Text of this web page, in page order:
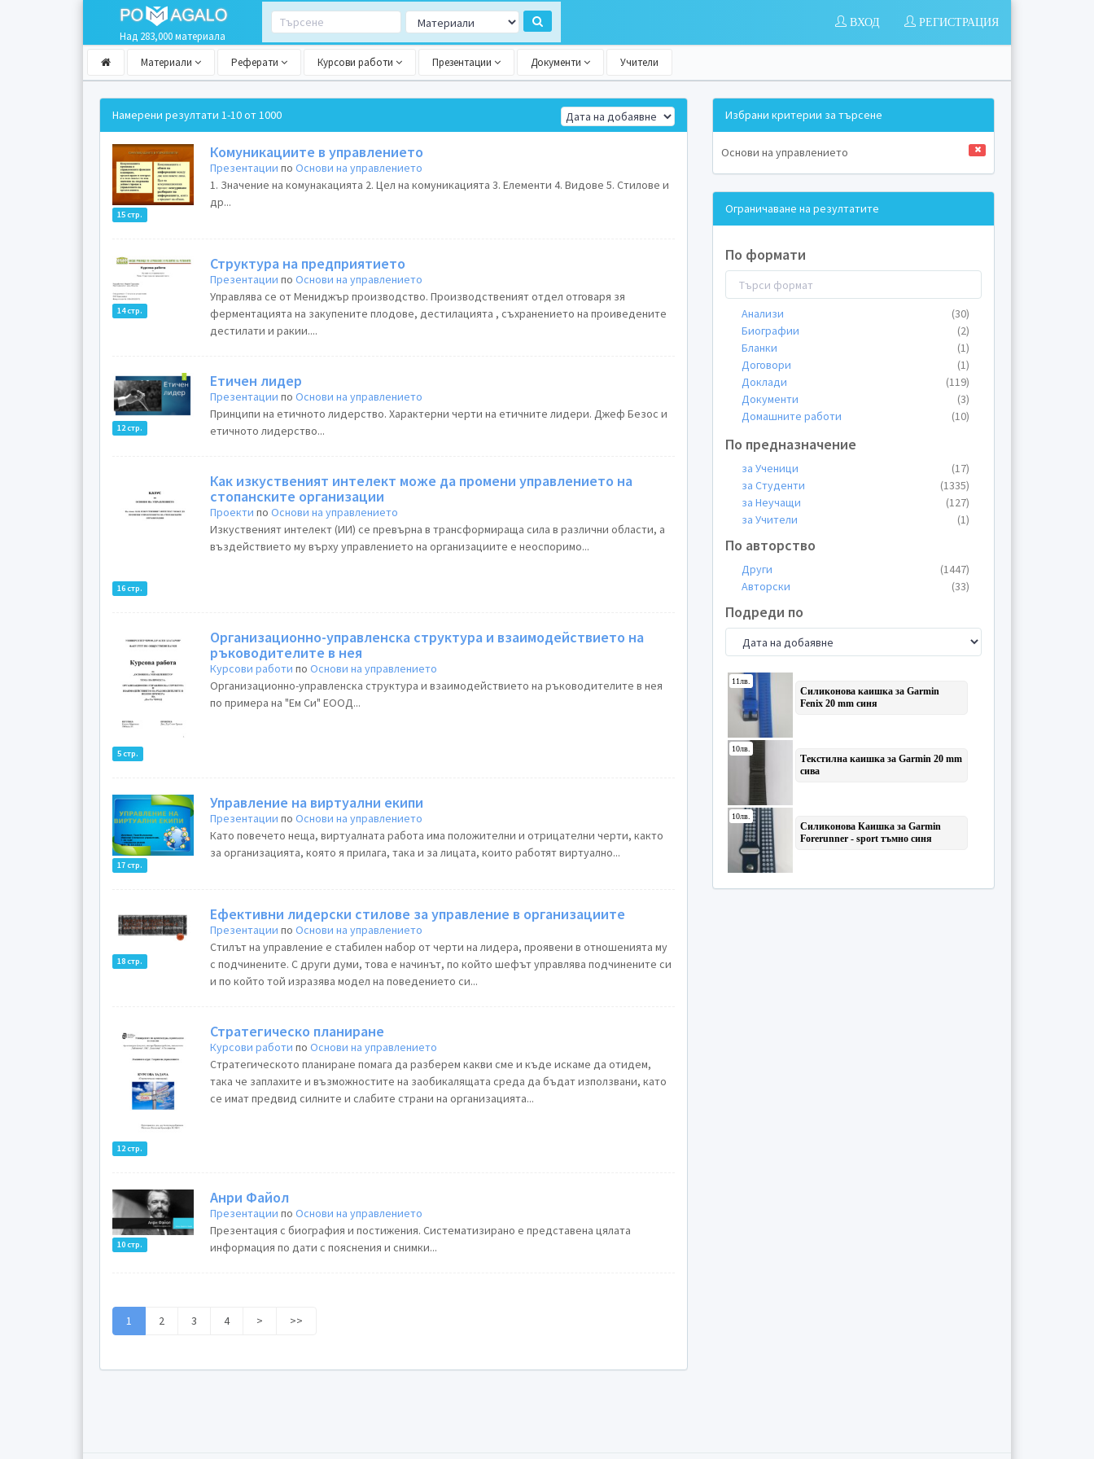
Над 283,000 материала
РЕГИСТРАЦИЯ
ВХОД
Материали Реферати Курсови работи Презентации Документи Учители
Намерени резултати 1-10 от 1000
15 стр.
Комуникациите в управлението
Презентации поОснови на управлението
1. Значение на комунакацията 2. Цел на комуникацията 3. Елементи 4. Видове 5. Стилове и
др...
14 стр.
Структура на предприятието
Презентации поОснови на управлението
Управлява се от Мениджър производство. Производственият отдел отговаря зя
ферментацията на закупените плодове, дестилацията , съхранението на проиведените
дестилати и ракии....
12 стр.
Етичен лидер
Презентации поОснови на управлението
Принципи на етичното лидерство. Характерни черти на етичните лидери. Джеф Безос и
етичното лидерство...
16 стр.
Как изкуственият интелект може да промени управлението на
стопанските организации
Проекти поОснови на управлението
Изкуственият интелект (ИИ) се превърна в трансформираща сила в различни области, а
въздействието му върху управлението на организациите е неоспоримо...
5 стр.
Организационно-управленска структура и взаимодействието на
ръководителите в нея
Курсови работи поОснови на управлението
Организационно-управленска структура и взаимодействието на ръководителите в нея
по примера на "Ем Си" ЕООД...
17 стр.
Управление на виртуални екипи
Презентации поОснови на управлението
Като повечето неща, виртуалната работа има положителни и отрицателни черти, както
за организацията, която я прилага, така и за лицата, които работят виртуално...
18 стр.
Ефективни лидерски стилове за управление в организациите
Презентации поОснови на управлението
Стилът на управление е стабилен набор от черти на лидера, проявени в отношенията му
с подчинените. С други думи, това е начинът, по който шефът управлява подчинените си
и по който той изразява модел на поведението си...
12 стр.
Стратегическо планиране
Курсови работи поОснови на управлението
Стратегическото планиране помага да разберем какви сме и къде искаме да отидем,
така че заплахите и възможностите на заобикалящата среда да бъдат използвани, като
се имат предвид силните и слабите страни на организацията...
10 стр.
Анри Файол
Презентации поОснови на управлението
Презентация с биография и постижения. Систематизирано е представена цялата
информация по дати с пояснения и снимки...
1 2 3 4 > >>
Избрани критерии за търсене
Основи на управлението
Ограничаване на резултатите
По формати
Анализи
(30)
Биографии
(2)
Бланки
(1)
Договори
(1)
Доклади
(119)
Документи
(3)
Домашните работи
(10)
Казуси
Конспекти
(6)
Курсови работи
(424)
Лекции
(198)
Общи материали
(34)
Планове
Презентации
(165)
Проекти
(27)
Реферати
Теми
Тестове
(33)
Упражнения
Уроци
По предназначение
за Ученици
(17)
за Студенти
(1335)
за Неучащи
(127)
за Учители
(1)
По авторство
Други
(1447)
Авторски
(33)
Подреди по